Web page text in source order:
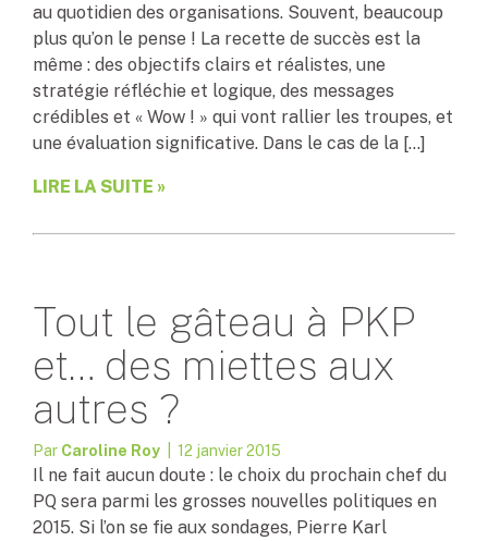
au quotidien des organisations. Souvent, beaucoup
plus qu’on le pense ! La recette de succès est la
même : des objectifs clairs et réalistes, une
stratégie réfléchie et logique, des messages
crédibles et « Wow ! » qui vont rallier les troupes, et
une évaluation significative. Dans le cas de la […]
LIRE LA SUITE »
Tout le gâteau à PKP
et… des miettes aux
autres ?
Par Caroline Roy | 12 janvier 2015
Il ne fait aucun doute : le choix du prochain chef du
PQ sera parmi les grosses nouvelles politiques en
2015. Si l’on se fie aux sondages, Pierre Karl